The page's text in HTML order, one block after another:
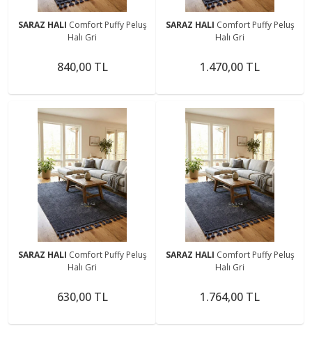
SARAZ HALI Comfort Puffy Peluş
Halı Gri
840,00 TL
SARAZ HALI Comfort Puffy Peluş
Halı Gri
1.470,00 TL
SARAZ HALI Comfort Puffy Peluş
Halı Gri
630,00 TL
SARAZ HALI Comfort Puffy Peluş
Halı Gri
1.764,00 TL